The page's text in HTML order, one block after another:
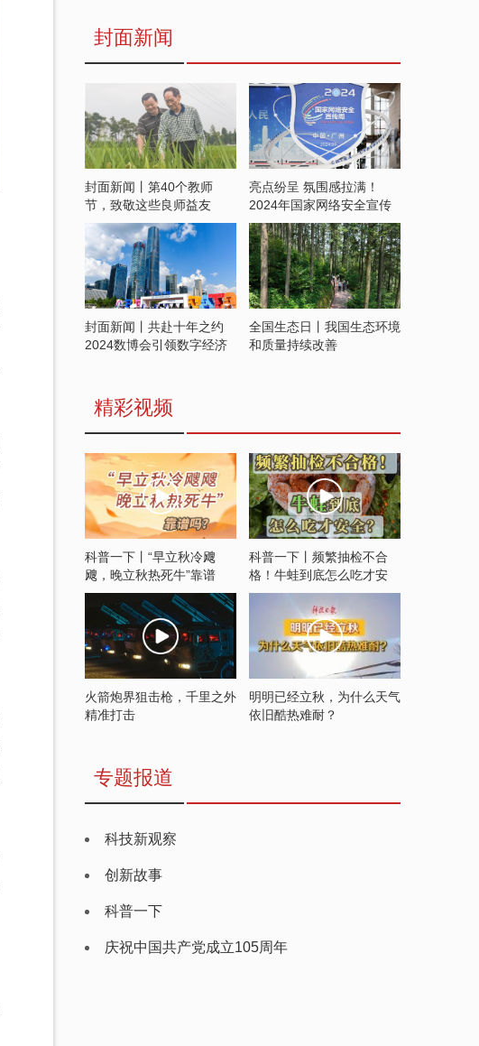
封面新闻
封面新闻丨第40个教师
节，致敬这些良师益友
亮点纷呈 氛围感拉满！
2024年国家网络安全宣传
周开启
封面新闻丨共赴十年之约
2024数博会引领数字经济
全国生态日丨我国生态环境
和质量持续改善
精彩视频
科普一下丨“早立秋冷飕
飕，晚立秋热死牛”靠谱
吗？
科普一下丨频繁抽检不合
格！牛蛙到底怎么吃才安
全？
火箭炮界狙击枪，千里之外
精准打击
明明已经立秋，为什么天气
依旧酷热难耐？
专题报道
科技新观察
创新故事
科普一下
庆祝中国共产党成立105周年